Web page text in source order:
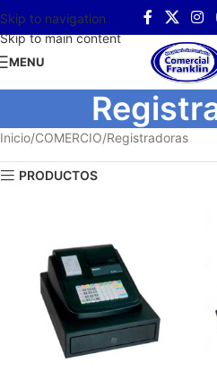
Skip to navigation
Skip to main content
MENU
Inicio COMERCIO Registradoras
PRODUCTOS